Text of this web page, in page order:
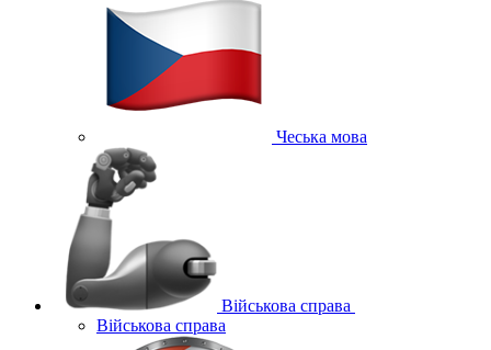
Чеська мова
Військова справа
Військова справа